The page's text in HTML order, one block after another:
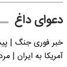
دعوای داغ
خبر فوری جنگ |
آمریکا به ایران |